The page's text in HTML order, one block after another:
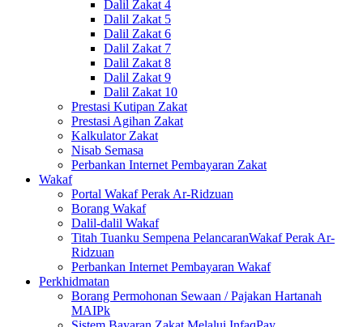
Dalil Zakat 4
Dalil Zakat 5
Dalil Zakat 6
Dalil Zakat 7
Dalil Zakat 8
Dalil Zakat 9
Dalil Zakat 10
Prestasi Kutipan Zakat
Prestasi Agihan Zakat
Kalkulator Zakat
Nisab Semasa
Perbankan Internet Pembayaran Zakat
Wakaf
Portal Wakaf Perak Ar-Ridzuan
Borang Wakaf
Dalil-dalil Wakaf
Titah Tuanku Sempena PelancaranWakaf Perak Ar-
Ridzuan
Perbankan Internet Pembayaran Wakaf
Perkhidmatan
Borang Permohonan Sewaan / Pajakan Hartanah
MAIPk